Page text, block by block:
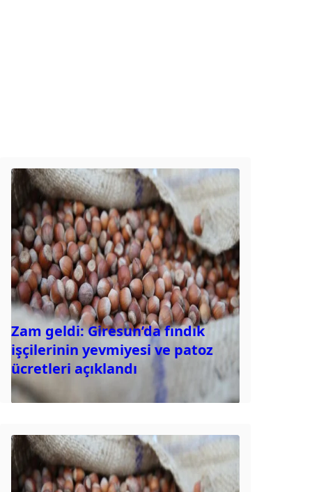
Zam geldi: Giresun’da fındık
işçilerinin yevmiyesi ve patoz
ücretleri açıklandı